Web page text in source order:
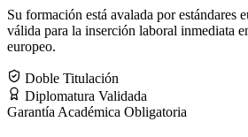
Su formación está avalada por estándares
válida para la inserción laboral inmediata
europeo.
Doble Titulación
Diplomatura Validada
Garantía Académica Obligatoria